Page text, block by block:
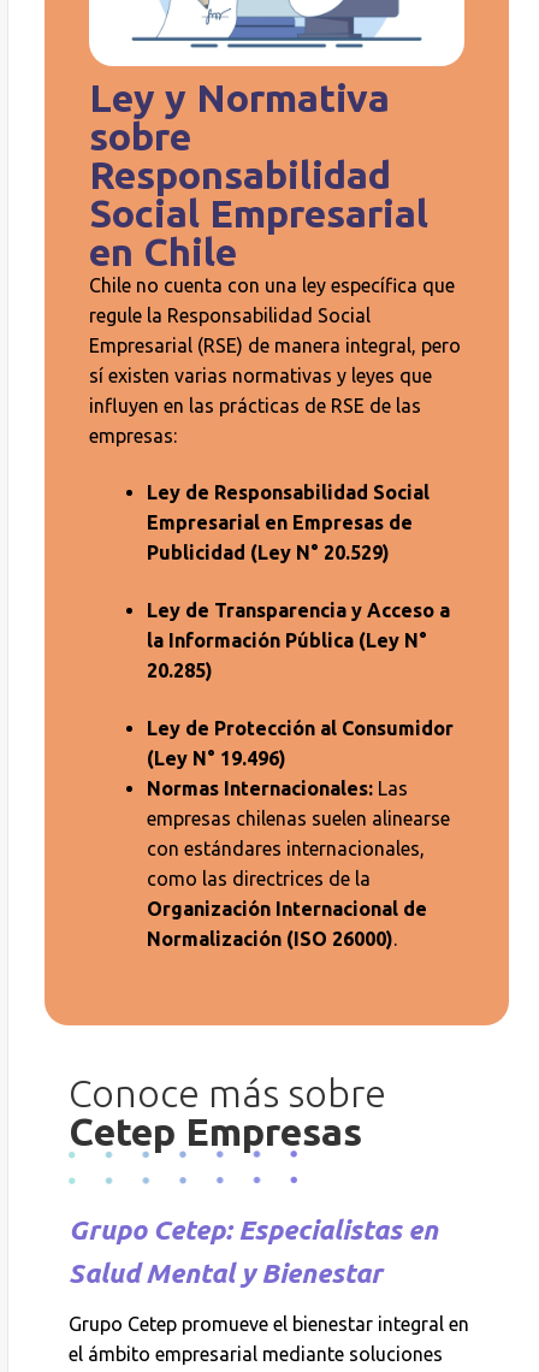
Ley y Normativa
sobre
Responsabilidad
Social Empresarial
en Chile
Chile no cuenta con una ley específica que
regule la Responsabilidad Social
Empresarial (RSE) de manera integral, pero
sí existen varias normativas y leyes que
influyen en las prácticas de RSE de las
empresas:
Ley de Responsabilidad Social
Empresarial en Empresas de
Publicidad (Ley N° 20.529)
Ley de Transparencia y Acceso a
la Información Pública (Ley N°
20.285)
Ley de Protección al Consumidor
(Ley N° 19.496)
Normas Internacionales: Las
empresas chilenas suelen alinearse
con estándares internacionales,
como las directrices de la
Organización Internacional de
Normalización (ISO 26000)
Conoce más sobre
Cetep Empresas
Grupo Cetep: Especialistas en
Salud Mental y Bienestar
Grupo Cetep promueve el bienestar integral en
el ámbito empresarial mediante soluciones